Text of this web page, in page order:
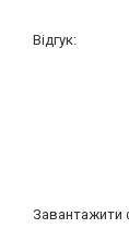
Відгук:
Завантажити